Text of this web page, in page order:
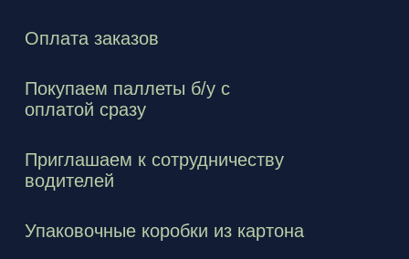
Оплата заказов
Покупаем паллеты б/у с
оплатой сразу
Приглашаем к сотрудничеству
водителей
Упаковочные коробки из картона